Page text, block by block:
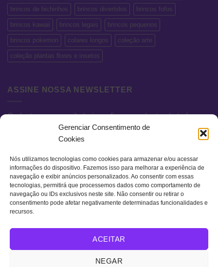
Gerenciar Consentimento de
Cookies
Nós utilizamos tecnologias como cookies para armazenar e/ou acessar
informações do dispositivo. Fazemos isso para melhorar a experiência de
navegação e exibir anúncios personalizados. Ao consentir com essas
tecnologias, permitirá que processemos dados como comportamento de
navegação ou IDs exclusivos neste site. Não consentir ou retirar o
consentimento pode afetar negativamente determinadas funcionalidades e
recursos.
ACEITAR
NEGAR
brincos de bichinhos brincos divertidos brincos fofos
brincos kawaii brincos legais brincos pequenos
brincos pokemon colares longos coleção arte
coleção plantas flores e insetos
ASSINE NOSSA NEWSLETTER
Cadastre seu e-mail abaixo e fique por dentro de todas as
novidades e promoções exclusivas.
Visa MasterCard
FAQ
CONTATO